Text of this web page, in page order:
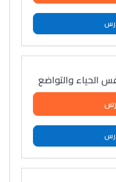
الحياء والتواضع